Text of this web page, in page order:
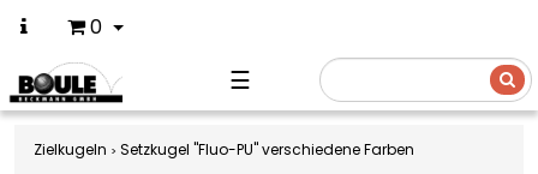
0
☰
Zielkugeln Setzkugel "Fluo-PU" verschiedene Farben